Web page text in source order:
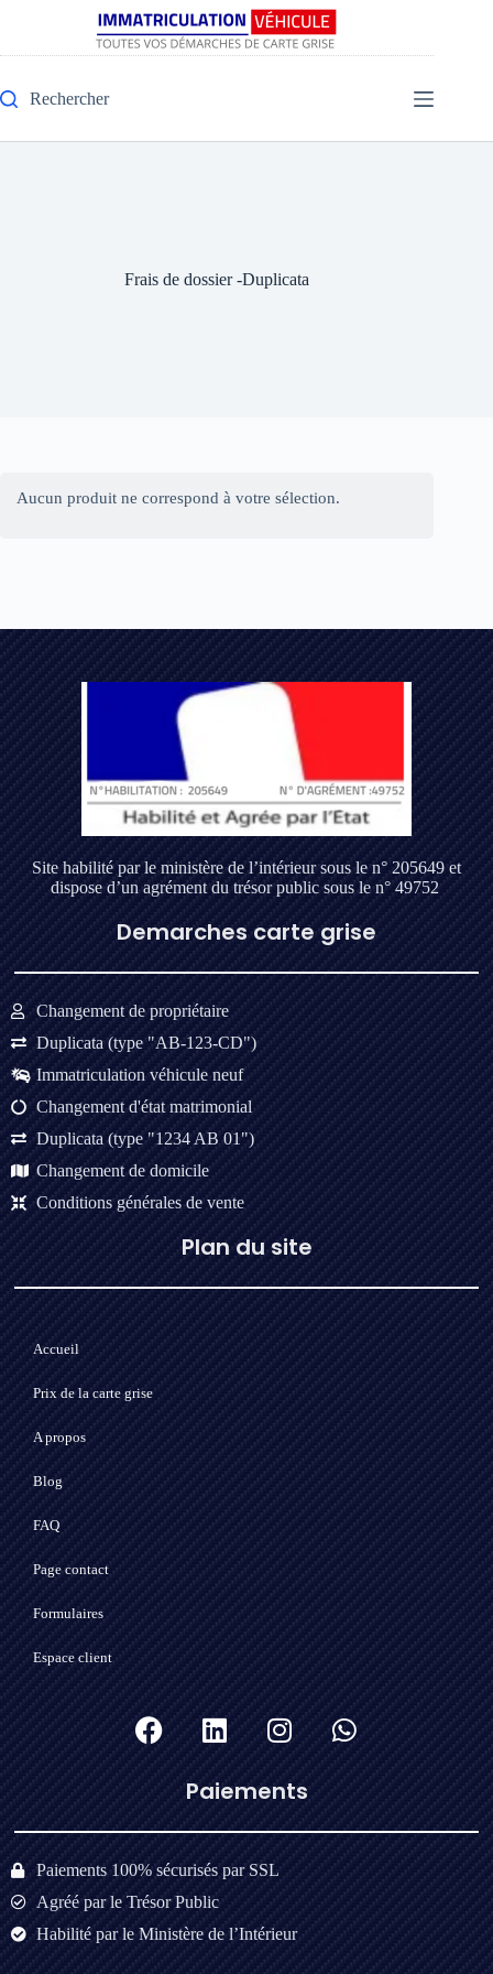
Rechercher
Frais de dossier -Duplicata
Aucun produit ne correspond à votre sélection.
Site habilité par le ministère de l’intérieur sous le n° 205649 et
dispose d’un agrément du trésor public sous le n° 49752
Demarches carte grise
Changement de propriétaire
Duplicata (type "AB-123-CD")
Immatriculation véhicule neuf
Changement d'état matrimonial
Duplicata (type "1234 AB 01")
Changement de domicile
Conditions générales de vente
Plan du site
Accueil
Prix de la carte grise
A propos
Blog
FAQ
Page contact
Formulaires
Espace client
Paiements​
Paiements 100% sécurisés par SSL
Agréé par le Trésor Public
Habilité par le Ministère de l’Intérieur